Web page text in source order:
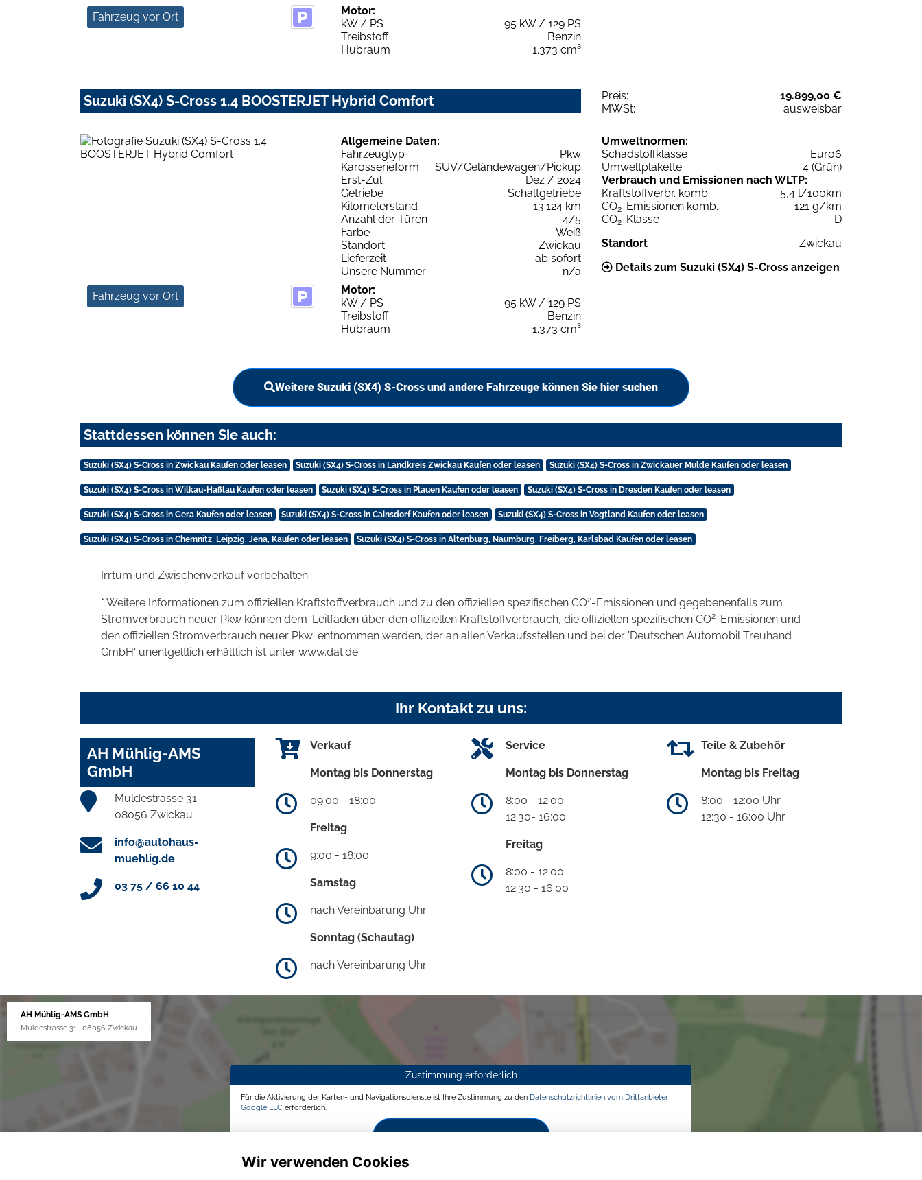
Fahrzeug vor Ort
Motor:
kW / PS
95 kW / 129 PS
Treibstoff
Benzin
Hubraum
1.373 cm³
Suzuki (SX4) S-Cross 1.4 BOOSTERJET Hybrid Comfort Preis:
19.899,00 €
MWSt:
ausweisbar
Fahrzeug vor Ort
Allgemeine Daten:
Fahrzeugtyp
Pkw
Karosserieform
SUV/Geländewagen/Pickup
Erst-Zul.
Dez / 2024
Getriebe
Schaltgetriebe
Kilometerstand
13.124 km
Anzahl der Türen
4/5
Farbe
Weiß
Standort
Zwickau
Lieferzeit
ab sofort
Unsere Nummer
n/a
Motor:
kW / PS
95 kW / 129 PS
Treibstoff
Benzin
Hubraum
1.373 cm³
Umweltnormen:
Schadstoffklasse
Euro6
Umweltplakette
4 (Grün)
Verbrauch und Emissionen nach WLTP:
Kraftstoffverbr. komb.
5,4 l/100km
CO2-Emissionen komb.
121 g/km
CO2-Klasse
D
Standort
Zwickau
Details zum Suzuki (SX4) S-Cross anzeigen
Weitere Suzuki (SX4) S-Cross und andere Fahrzeuge können Sie hier suchen
Stattdessen können Sie auch:
Suzuki (SX4) S-Cross in Zwickau Kaufen oder leasen Suzuki (SX4) S-Cross in Landkreis Zwickau Kaufen oder leasen Suzuki (SX4) S-Cross in Zwickauer Mulde Kaufen oder leasen
Suzuki (SX4) S-Cross in Wilkau-Haßlau Kaufen oder leasen Suzuki (SX4) S-Cross in Plauen Kaufen oder leasen Suzuki (SX4) S-Cross in Dresden Kaufen oder leasen
Suzuki (SX4) S-Cross in Gera Kaufen oder leasen Suzuki (SX4) S-Cross in Cainsdorf Kaufen oder leasen Suzuki (SX4) S-Cross in Vogtland Kaufen oder leasen
Suzuki (SX4) S-Cross in Chemnitz, Leipzig, Jena, Kaufen oder leasen Suzuki (SX4) S-Cross in Altenburg, Naumburg, Freiberg, Karlsbad Kaufen oder leasen
Irrtum und Zwischenverkauf vorbehalten.
* Weitere Informationen zum offiziellen Kraftstoffverbrauch und zu den offiziellen spezifischen CO2-Emissionen und gegebenenfalls zum
Stromverbrauch neuer Pkw können dem 'Leitfaden über den offiziellen Kraftstoffverbrauch, die offiziellen spezifischen CO2-Emissionen und
den offiziellen Stromverbrauch neuer Pkw' entnommen werden, der an allen Verkaufsstellen und bei der 'Deutschen Automobil Treuhand
GmbH' unentgeltlich erhältlich ist unter www.dat.de.
Ihr Kontakt zu uns:
AH Mühlig-AMS
GmbH
Muldestrasse 31
08056 Zwickau
info@autohaus-
muehlig.de
03 75 / 66 10 44
Verkauf
Montag bis Donnerstag
09:00 - 18:00
Freitag
9:00 - 18:00
Samstag
nach Vereinbarung Uhr
Sonntag (Schautag)
nach Vereinbarung Uhr
Service
Montag bis Donnerstag
8:00 - 12:00
12.30- 16:00
Freitag
8:00 - 12:00
12:30 - 16:00
Teile & Zubehör
Montag bis Freitag
8:00 - 12:00 Uhr
12:30 - 16:00 Uhr
AH Mühlig-AMS GmbH
Muldestrasse 31 , 08056 Zwickau
Zustimmung erforderlich
Für die Aktivierung der Karten- und Navigationsdienste ist Ihre Zustimmung zu den Datenschutzrichtlinien vom Drittanbieter
Google LLC erforderlich.
Zustimmen und aktivieren
Wir verwenden Cookies